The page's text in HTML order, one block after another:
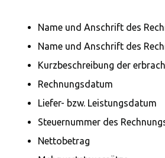
Name und Anschrift des
Name und Anschrift des
Kurzbeschreibung der
Rechnungsdatum
Liefer- bzw. Leistungsdatum
Steuernummer des
Nettobetrag